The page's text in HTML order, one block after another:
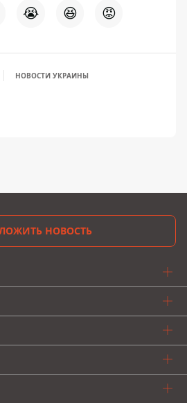
😭 😆 😡
НОВОСТИ УКРАИНЫ
НОВОСТЬ